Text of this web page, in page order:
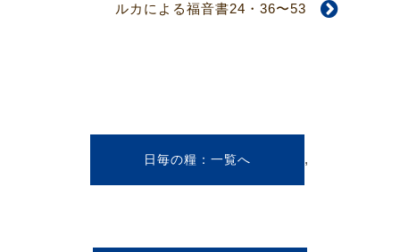
ルカによる福音書24・36〜53
日毎の糧 ,